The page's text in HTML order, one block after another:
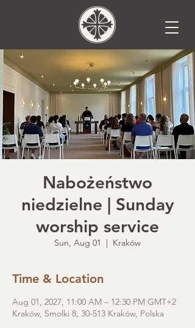
Nabożeństwo
niedzielne | Sunday
worship service
Sun, Aug 01
  |
Kraków
Time & Location
Aug 01, 2027, 11:00 AM – 12:30 PM GMT+2
Kraków, Smolki 8, 30-513 Kraków, Polska